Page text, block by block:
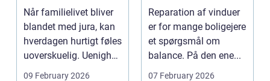
familieretsadvokat
Når familielivet bliver
blandet med jura, kan
hverdagen hurtigt føles
uoverskuelig. Uenighed
om børn...
09 February 2026
og hvad skal du
vælge?
Reparation af vinduer
er for mange boligejere
et spørgsmål om
balance. På den ene...
07 February 2026